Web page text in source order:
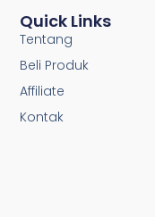
Quick Links
Tentang
Beli Produk
Affiliate
Kontak